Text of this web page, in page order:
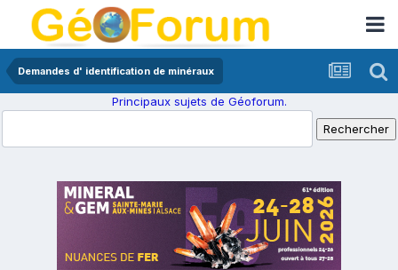
Demandes d' identification de minéraux
Principaux sujets de Géoforum.